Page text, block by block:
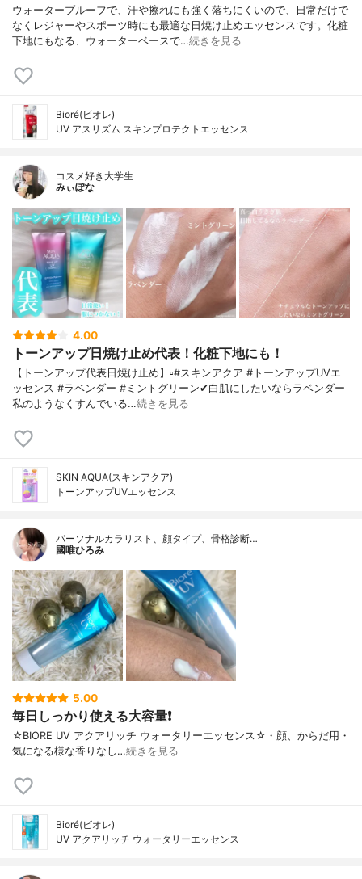
ウォータープルーフで、汗や擦れにも強く落ちにくいので、日常だけで
なくレジャーやスポーツ時にも最適な日焼け止めエッセンスです。化粧
下地にもなる、ウォーターベースで…続きを見る
Bioré(ビオレ)
UV アスリズム スキンプロテクトエッセンス
コスメ好き大学生
みぃぽな
4.00
トーンアップ日焼け止め代表！化粧下地にも！
【トーンアップ代表日焼け止め】▫️#スキンアクア #トーンアップUVエ
ッセンス #ラベンダー #ミントグリーン✔白肌にしたいならラベンダー
私のようなくすんでいる…続きを見る
SKIN AQUA(スキンアクア)
トーンアップUVエッセンス
パーソナルカラリスト、顔タイプ、骨格診断…
國唯ひろみ
5.00
毎日しっかり使える大容量❗
☆BIORE UV アクアリッチ ウォータリーエッセンス☆・顔、からだ用・
気になる様な香りなし…続きを見る
Bioré(ビオレ)
UV アクアリッチ ウォータリーエッセンス